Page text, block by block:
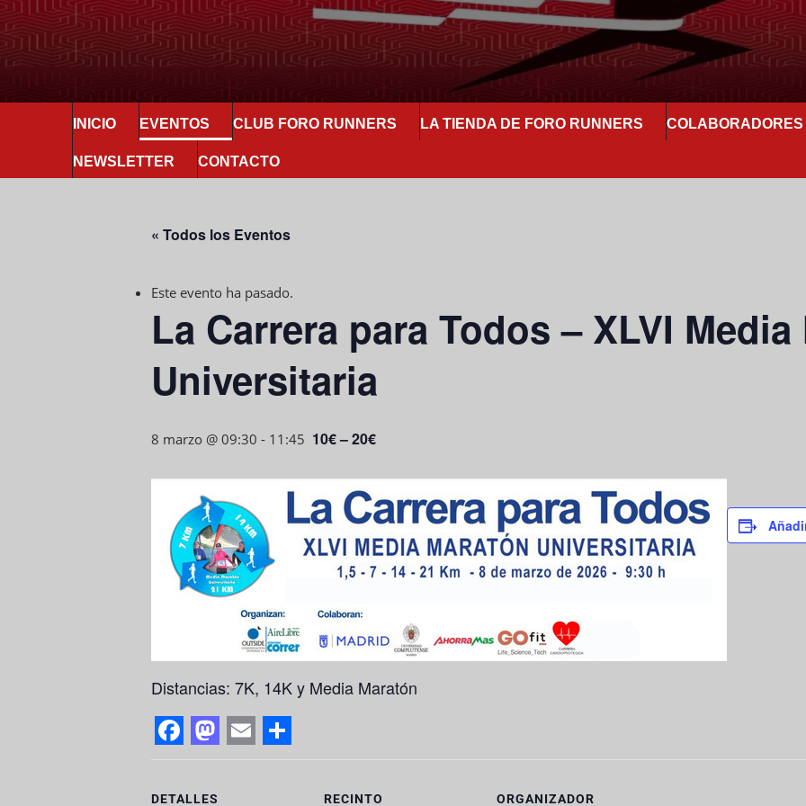
INICIO EVENTOS CLUB FORO RUNNERS LA TIENDA DE FORO RUNNERS COLABORADORES
NEWSLETTER CONTACTO
« Todos los Eventos
Este evento ha pasado.
La Carrera para Todos – XLVI
Universitaria
8 marzo @ 09:30 - 11:45 10€ – 20€
Distancias: 7K, 14K y Media Maratón
F
a
M
a
E S
DETALLES RECINTO ORGANIZADOR